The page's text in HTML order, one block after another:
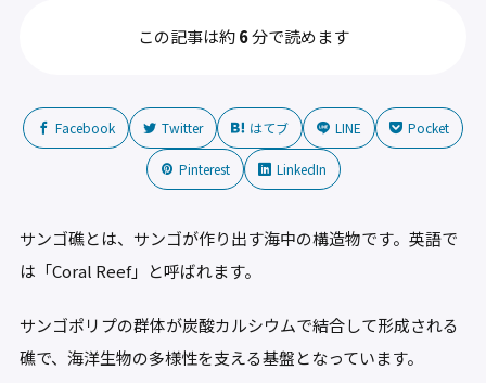
この記事は約6分で読めます
Facebook Twitter はてブ LINE Pocket
Pinterest LinkedIn
サンゴ礁とは、サンゴが作り出す海中の構造物です。英語で
は「Coral Reef」と呼ばれます。
サンゴポリプの群体が炭酸カルシウムで結合して形成される
礁で、海洋生物の多様性を支える基盤となっています。